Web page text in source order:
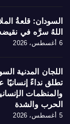
السودان: قلعةُ
اللهُ سرَّه في
6 أغسطس، 2026
اللجان المدنية
تطلق نداءً إنسانيًا
والمنظمات
الحرب والشدة
5 أغسطس، 2026